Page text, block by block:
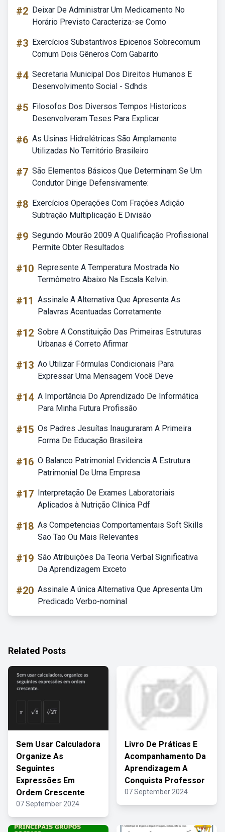
#2 Deixar De Administrar Um Medicamento No
Horário Previsto Caracteriza-se Como
#3 Exercícios Substantivos Epicenos Sobrecomum
Comum Dois Gêneros Com Gabarito
#4 Secretaria Municipal Dos Direitos Humanos E
Desenvolvimento Social - Sdhds
#5 Filosofos Dos Diversos Tempos Historicos
Desenvolveram Teses Para Explicar
#6 As Usinas Hidrelétricas São Amplamente
Utilizadas No Território Brasileiro
#7 São Elementos Básicos Que Determinam Se Um
Condutor Dirige Defensivamente:
#8 Exercícios Operações Com Frações Adição
Subtração Multiplicação E Divisão
#9 Segundo Mourão 2009 A Qualificação Profissional
Permite Obter Resultados
#10 Represente A Temperatura Mostrada No
Termômetro Abaixo Na Escala Kelvin.
#11 Assinale A Alternativa Que Apresenta As
Palavras Acentuadas Corretamente
#12 Sobre A Constituição Das Primeiras Estruturas
Urbanas é Correto Afirmar
#13 Ao Utilizar Fórmulas Condicionais Para
Expressar Uma Mensagem Você Deve
#14 A Importância Do Aprendizado De Informática
Para Minha Futura Profissão
#15 Os Padres Jesuítas Inauguraram A Primeira
Forma De Educação Brasileira
#16 O Balanco Patrimonial Evidencia A Estrutura
Patrimonial De Uma Empresa
#17 Interpretação De Exames Laboratoriais
Aplicados à Nutrição Clínica Pdf
#18 As Competencias Comportamentais Soft Skills
Sao Tao Ou Mais Relevantes
#19 São Atribuições Da Teoria Verbal Significativa
Da Aprendizagem Exceto
#20 Assinale A única Alternativa Que Apresenta Um
Predicado Verbo-nominal
Related Posts
Sem Usar Calculadora
Organize As
Seguintes
Expressões Em
Ordem Crescente
07 September 2024
Livro De Práticas E
Acompanhamento Da
Aprendizagem A
Conquista Professor
07 September 2024